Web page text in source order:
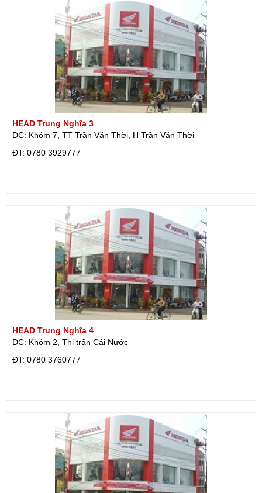
HEAD Trung Nghĩa 3
ĐC: Khóm 7, TT Trần Văn Thời, H Trần Văn Thời
ÐT: 0780 3929777
HEAD Trung Nghĩa 4
ĐC: Khóm 2, Thị trấn Cái Nước
ÐT: 0780 3760777